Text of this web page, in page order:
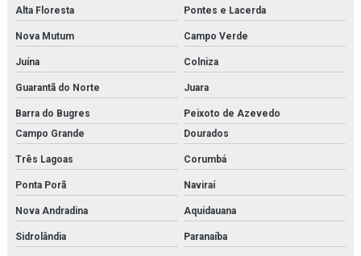
Alta Floresta Pontes e Lacerda
Nova Mutum Campo Verde
Juína Colniza
Guarantã do Norte Juara
Barra do Bugres
Peixoto de Azevedo
Campo Grande
Dourados
Três Lagoas Corumbá
Ponta Porã Naviraí
Nova Andradina Aquidauana
Sidrolândia Paranaíba